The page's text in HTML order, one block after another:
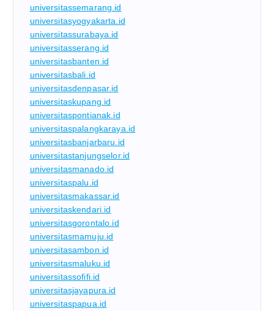
universitassemarang.id
universitasyogyakarta.id
universitassurabaya.id
universitasserang.id
universitasbanten.id
universitasbali.id
universitasdenpasar.id
universitaskupang.id
universitaspontianak.id
universitaspalangkaraya.id
universitasbanjarbaru.id
universitastanjungselor.id
universitasmanado.id
universitaspalu.id
universitasmakassar.id
universitaskendari.id
universitasgorontalo.id
universitasmamuju.id
universitasambon.id
universitasmaluku.id
universitassofifi.id
universitasjayapura.id
universitaspapua.id